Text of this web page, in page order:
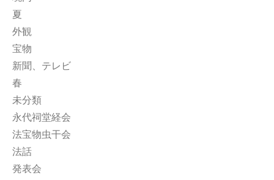
夏
外観
宝物
新聞、テレビ
春
未分類
永代祠堂経会
法宝物虫干会
法話
発表会